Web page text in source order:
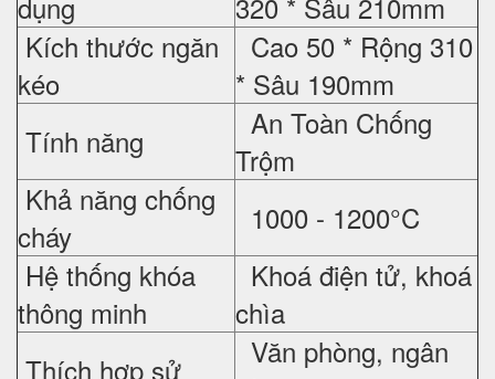
Kích thước ngăn
kéo
Cao 50 * Rộng 310
* Sâu 190mm
Tính năng
An Toàn Chống
Trộm
Khả năng chống
cháy
1000 - 1200°C
Hệ thống khóa
thông minh
Khoá điện tử, khoá
chìa
Thích hợp sử
Văn phòng, ngân